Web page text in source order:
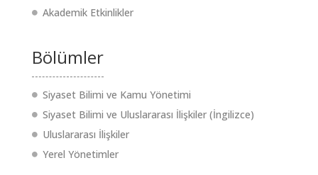
Akademik Etkinlikler
Bölümler
Siyaset Bilimi ve Kamu Yönetimi
Siyaset Bilimi ve Uluslararası İlişkiler (İngilizce)
Uluslararası İlişkiler
Yerel Yönetimler